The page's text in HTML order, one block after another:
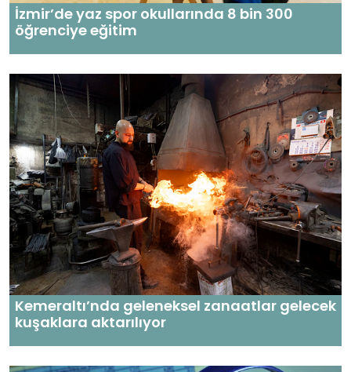
İzmir’de yaz spor okullarında 8 bin 300
öğrenciye eğitim
Kemeraltı’nda geleneksel zanaatlar gelecek
kuşaklara aktarılıyor